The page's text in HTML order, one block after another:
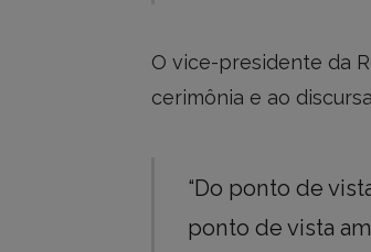
O vice-presidente da
cerimônia e ao
“Do ponto de
ponto de vista